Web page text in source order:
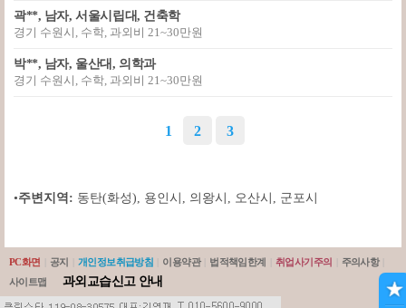
곽**, 남자, 서울시립대, 건축학
경기 수원시, 수학, 과외비 21~30만원
박**, 남자, 울산대, 의학과
경기 수원시, 수학, 과외비 21~30만원
1 2 3
•주변지역: 동탄(화성), 용인시 , 의왕시 , 오산시 , 군포시
PC화면 공지 개인정보취급방침 이용약관 법적책임한계 취업사기주의 주의사항
사이트맵
과외교습신고 안내